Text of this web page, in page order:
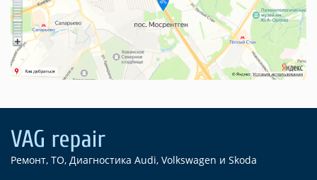
Ремонт, ТО, Диагностика Audi, Volkswagen и Skoda